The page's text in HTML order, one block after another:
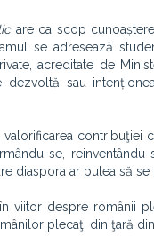
are ca scop
se adresează
acreditate de
dezvoltă sau
contribuţiei
se,
diaspora ar putea să se
viitor despre românii
plecaţi din ţară